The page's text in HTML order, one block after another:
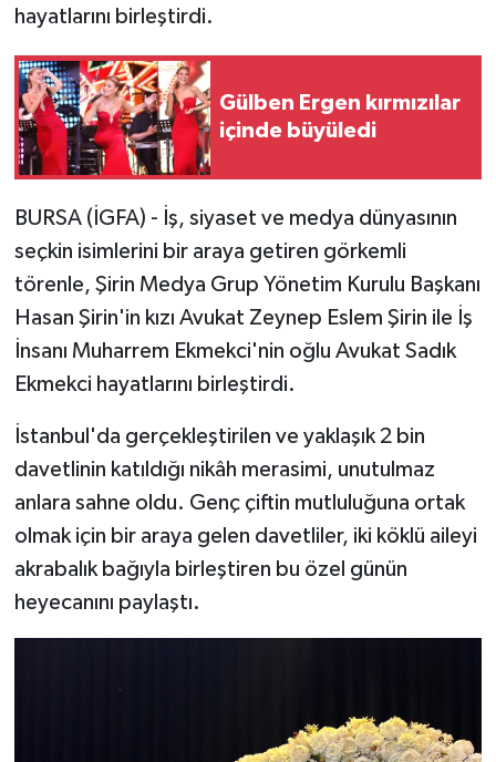
hayatlarını birleştirdi.
Gülben Ergen kırmızılar
içinde büyüledi
BURSA (İGFA) - İş, siyaset ve medya dünyasının
seçkin isimlerini bir araya getiren görkemli
törenle, Şirin Medya Grup Yönetim Kurulu Başkanı
Hasan Şirin'in kızı Avukat Zeynep Eslem Şirin ile İş
İnsanı Muharrem Ekmekci'nin oğlu Avukat Sadık
Ekmekci hayatlarını birleştirdi.
İstanbul'da gerçekleştirilen ve yaklaşık 2 bin
davetlinin katıldığı nikâh merasimi, unutulmaz
anlara sahne oldu. Genç çiftin mutluluğuna ortak
olmak için bir araya gelen davetliler, iki köklü aileyi
akrabalık bağıyla birleştiren bu özel günün
heyecanını paylaştı.